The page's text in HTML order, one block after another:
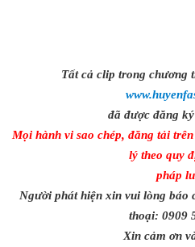
Tất cả clip trong chương
đã được đăng
Mọi hành vi sao chép, đăng tải
lý theo quy
pháp
Người phát hiện xin vui lòng báo
thoại: 0909
Xin cảm ơn